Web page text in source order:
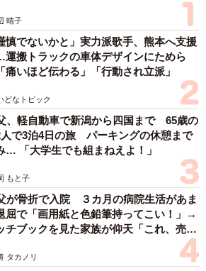
晴子
慎でないかと」実力派歌手、熊本へ支援
搬トラックの車体デザインにためら
いほど伝わる」「行動され立派」
どなトピック
、軽自動車で新潟から四国まで 65歳の
で3泊4日の旅 パーキングの休憩まで
… 「大学生でも組まねえよ！」
もと子
が骨折で入院 ３カ月の病院生活があま
屈で「画用紙と色鉛筆持ってこい！」→
チブックを見た家族が仰天「これ、売れ
タカノリ